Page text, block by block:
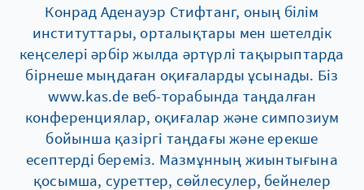
Конрад Аденауэр Стифтанг, оның білім
институттары, орталықтары мен шетелдік
кеңселері әрбір жылда әртүрлі тақырыптарда
бірнеше мыңдаған оқиғаларды ұсынады. Біз
www.kas.de веб-торабында таңдалған
конференциялар, оқиғалар және симпозиум
бойынша қазіргі таңдағы және ерекше
есептерді береміз. Мазмұнның жиынтығына
қосымша, суреттер, сөйлесулер, бейнелер